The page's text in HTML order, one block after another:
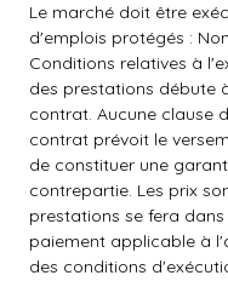
Le marché doit être
d'emplois protégés : Non
Conditions relatives à
des prestations débute
contrat. Aucune clause
contrat prévoit le
de constituer une
contrepartie. Les prix
prestations se fera
paiement applicable à
des conditions